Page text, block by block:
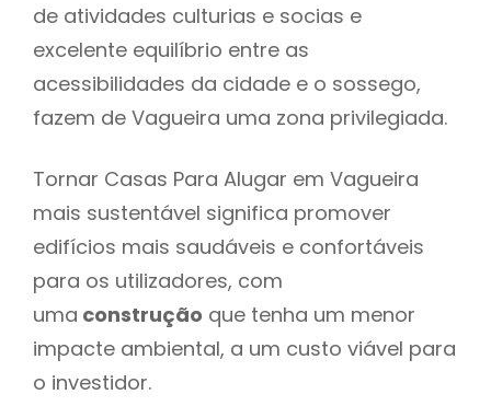
de atividades culturias e socias e
excelente equilíbrio entre as
acessibilidades da cidade e o sossego,
fazem de Vagueira uma zona privilegiada.
Tornar Casas Para Alugar em Vagueira
mais sustentável significa promover
edifícios mais saudáveis e confortáveis
para os utilizadores, com
uma construção que tenha um menor
impacte ambiental, a um custo viável para
o investidor.